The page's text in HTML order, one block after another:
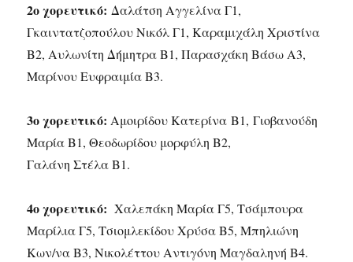
2ο χορευτικό:Δαλάτση Αγγελίνα Γ1,
Γκαιντατζοπούλου Νικόλ Γ1, Καραμιχάλη Χριστίνα
Β2, Αυλωνίτη Δήμητρα Β1, Παρασχάκη Βάσω Α3,
Μαρίνου Ευφραιμία Β3.
3ο χορευτικό: Αμοιρίδου Κατερίνα Β1, Γιοβανούδη
Μαρία Β1, Θεοδωρίδου μορφύλη Β2,
Γαλάνη Στέλα Β1.
4ο χορευτικό: Χαλεπάκη Μαρία Γ5, Τσάμπουρα
Μαρίλια Γ5, Τσιομλεκίδου Χρύσα Β5, Μπηλιώνη
Κων/να Β3, Νικολέττου Αντιγόνη Μαγδαληνή Β4.